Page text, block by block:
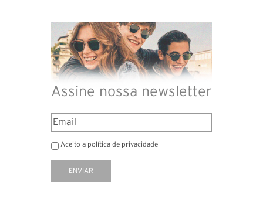
Assine nossa newsletter
Aceito a política de privacidade
ENVIAR